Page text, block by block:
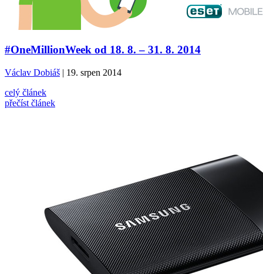
#OneMillionWeek od 18. 8. – 31. 8. 2014
Václav Dobiáš | 19. srpen 2014
celý článek
přečíst článek